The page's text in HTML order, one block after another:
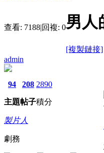
查看: 7188|回複: 0男人
[複製鏈接]
admin
94
主題
208
帖子
2890
積分
製片人
劇務